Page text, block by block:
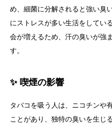
め、細菌に分解されると強い臭
にストレスが多い生活をしてい
会が増えるため、汗の臭いが強
す。
✨ 喫煙の影響
タバコを吸う人は、ニコチンや
ことがあり、独特の臭いを生じ